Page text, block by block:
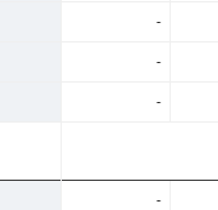
-
-
-
-